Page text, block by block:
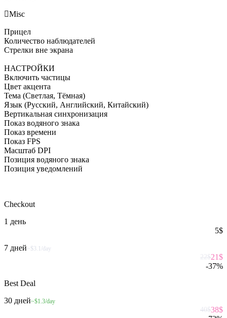
Misc
Прицел
Количество наблюдателей
Стрелки вне экрана
НАСТРОЙКИ
Включить частицы
Цвет акцента
Тема (Светлая, Тёмная)
Язык (Русский, Английский, Китайский)
Вертикальная синхронизация
Показ водяного знака
Показ времени
Показ FPS
Масштаб DPI
Позиция водяного знака
Позиция уведомлений
Checkout
1 день
5$
7 дней~$3.1/day
22$21$
-37%
Best Deal
30 дней~$1.3/day
40$38$